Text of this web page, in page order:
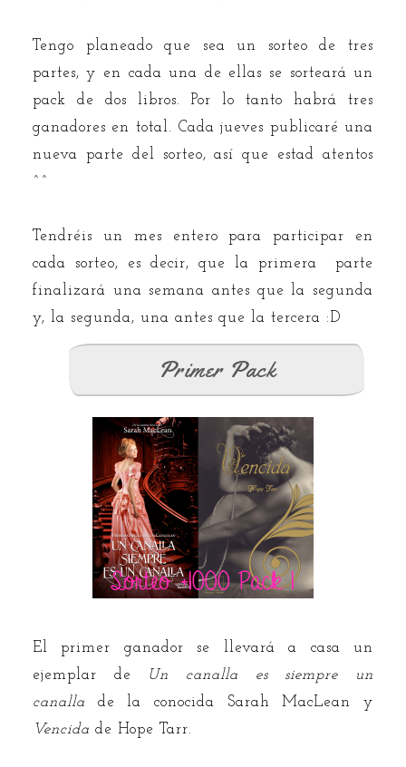
Tengo planeado que sea un sorteo de tres
partes, y en cada una de ellas se sorteará un
pack de dos libros. Por lo tanto habrá tres
ganadores en total. Cada jueves publicaré una
nueva parte del sorteo, así que estad atentos
^^
Tendréis un mes entero para participar en
cada sorteo, es decir, que la primera parte
finalizará una semana antes que la segunda
y, la segunda, una antes que la tercera :D
Primer Pack
El primer ganador se llevará a casa un
ejemplar de Un canalla es siempre un
canalla de la conocida Sarah MacLean y
Vencida de Hope Tarr.